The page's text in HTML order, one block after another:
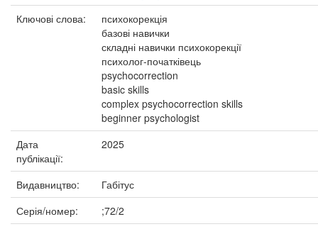
Ключові слова:
психокорекція
базові навички
складні навички психокорекції
психолог-початківець
psychocorrection
basic skills
complex psychocorrection skills
beginner psychologist
Дата
публікації:
2025
Видавництво:
Габітус
Серія/номер:
;72/2